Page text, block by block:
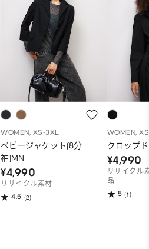
WOMEN, XS-3XL
ベビージャケット(8分
袖)MN
¥4,990
リサイクル素材
4.5 (2)
WOMEN,
クロップ
¥4,990
リサイクル
品
5 (1)